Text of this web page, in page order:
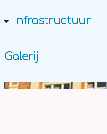
Infrastructuur
Galerij